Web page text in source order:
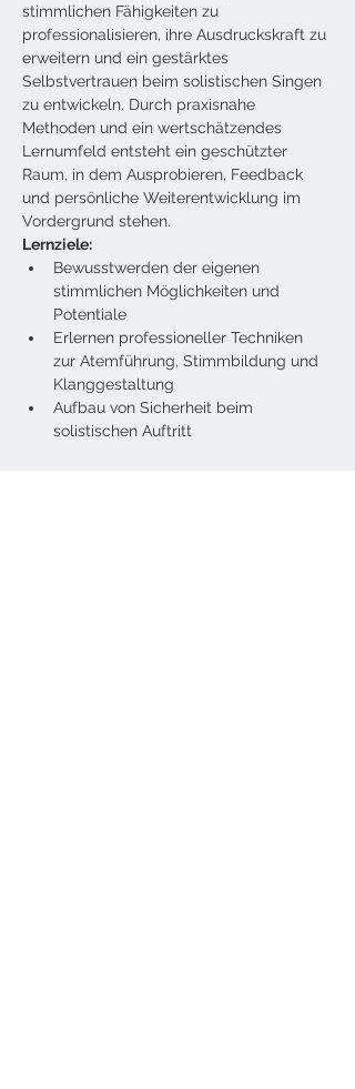
stimmlichen Fähigkeiten zu
professionalisieren, ihre Ausdruckskraft zu
erweitern und ein gestärktes
Selbstvertrauen beim solistischen Singen
zu entwickeln. Durch praxisnahe
Methoden und ein wertschätzendes
Lernumfeld entsteht ein geschützter
Raum, in dem Ausprobieren, Feedback
und persönliche Weiterentwicklung im
Vordergrund stehen.
Lernziele:
Bewusstwerden der eigenen
stimmlichen Möglichkeiten und
Potentiale
Erlernen professioneller Techniken
zur Atemführung, Stimmbildung und
Klanggestaltung
Aufbau von Sicherheit beim
solistischen Auftritt